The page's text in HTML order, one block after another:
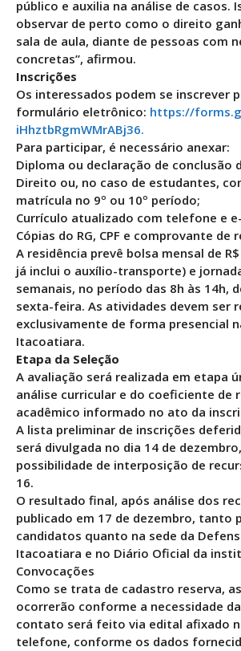
público e auxilia na análise de casos.
observar de perto como o direito
sala de aula, diante de pessoas com
concretas”, afirmou.
Inscrições
Os interessados podem se inscrever
formulário eletrônico: https://
iHhztbRgmWMrABj36.
Para participar, é necessário anexar:
Diploma ou declaração de conclusão
Direito ou, no caso de estudantes,
matrícula no 9º ou 10º período;
Currículo atualizado com telefone e
Cópias do RG, CPF e comprovante de
A residência prevê bolsa mensal de
já inclui o auxílio-transporte) e
semanais, no período das 8h às 14h,
sexta-feira. As atividades devem ser
exclusivamente de forma presencial
Itacoatiara.
Etapa da Seleção
A avaliação será realizada em etapa
análise curricular e do coeficiente de
acadêmico informado no ato da
A lista preliminar de inscrições
será divulgada no dia 14 de
possibilidade de interposição de
16.
O resultado final, após análise dos
publicado em 17 de dezembro, tanto
candidatos quanto na sede da
Itacoatiara e no Diário Oficial da
Convocações
Como se trata de cadastro reserva,
ocorrerão conforme a necessidade
contato será feito via edital afixado
telefone, conforme os dados